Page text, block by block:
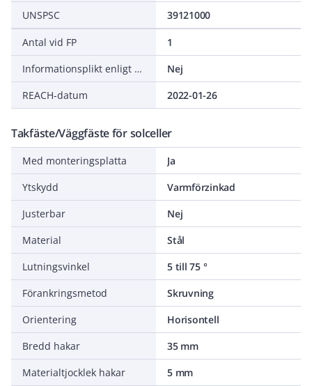
UNSPSC
39121000
Antal vid FP
1
Informationsplikt enligt REACH
Nej
REACH-datum
2022-01-26
Takfäste/Väggfäste för solceller
Med monteringsplatta
Ja
Ytskydd
Varmförzinkad
Justerbar
Nej
Material
Stål
Lutningsvinkel
5 till 75 °
Förankringsmetod
Skruvning
Orientering
Horisontell
Bredd hakar
35 mm
Materialtjocklek hakar
5 mm